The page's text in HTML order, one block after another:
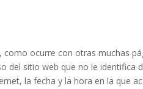
, como ocurre con otras muchas
sitio web que no le identifica
la fecha y la hora en la que